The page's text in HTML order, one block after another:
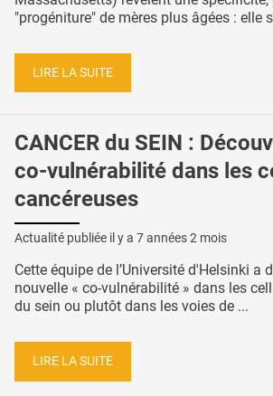
"progéniture" de mères plus âgées : elle
LIRE LA SUITE
CANCER du SEIN :
co-vulnérabilité dans les
cancéreuses
Actualité publiée il y a 7 années 2 mois
Cette équipe de l’Université d'Helsinki a
nouvelle « co-vulnérabilité » dans les
du sein ou plutôt dans les voies de ...
LIRE LA SUITE